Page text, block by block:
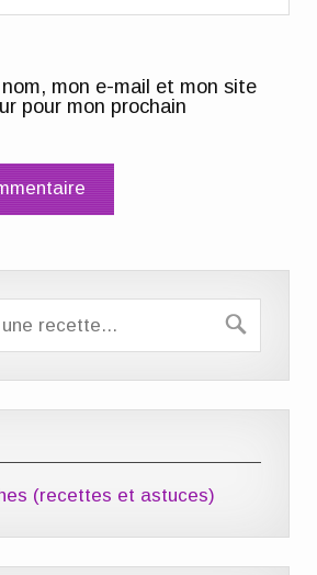
mon e-mail et mon site
pour mon prochain
(recettes et astuces)